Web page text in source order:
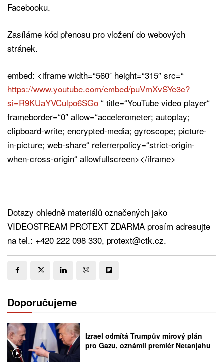
Facebooku.
Zasíláme kód přenosu pro vložení do webových
stránek.
embed: <iframe width=“560″ height=“315″ src=“
https://www.youtube.com/embed/puVmXvSYe3c?
si=R9KUaYVCulpo6SGo “ title=“YouTube video player“
frameborder=“0″ allow=“accelerometer; autoplay;
clipboard-write; encrypted-media; gyroscope; picture-
in-picture; web-share“ referrerpolicy=“strict-origin-
when-cross-origin“ allowfullscreen></iframe>
Dotazy ohledně materiálů označených jako
VIDEOSTREAM PROTEXT ZDARMA prosím adresujte
na tel.: +420 222 098 330, protext@ctk.cz.
Doporučujeme
Izrael odmítá Trumpův mírový plán
pro Gazu, oznámil premiér Netanjahu